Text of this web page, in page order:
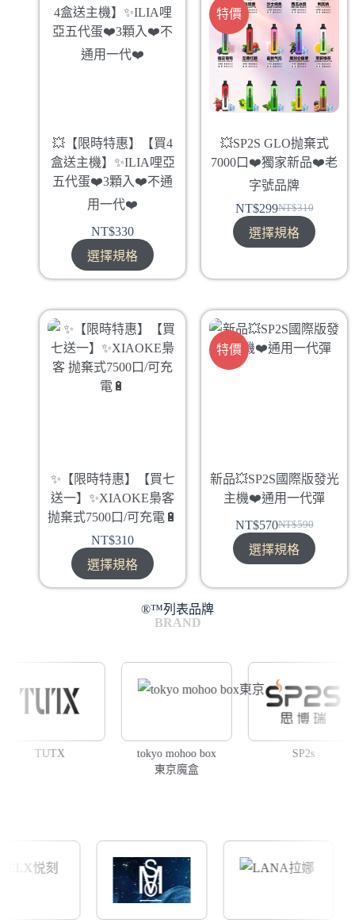
💥【限時特惠】【買4
盒送主機】✨ILIA哩亞
五代蛋❤️‍3顆入❤️‍不通
用一代❤️‍
NT$330
選擇規格
特價
💥SP2S GLO抛棄式
7000口❤️獨家新品❤️老
字號品牌
NT$310
NT$299
選擇規格
✨【限時特惠】【買七
送一】✨XIAOKE梟客
抛棄式7500口/可充電🔋
NT$310
選擇規格
特價
新品💥SP2S國際版發光
主機❤️‍通用一代彈
NT$590
NT$570
選擇規格
®️™列表品牌
BRAND
tokyo mohoo box